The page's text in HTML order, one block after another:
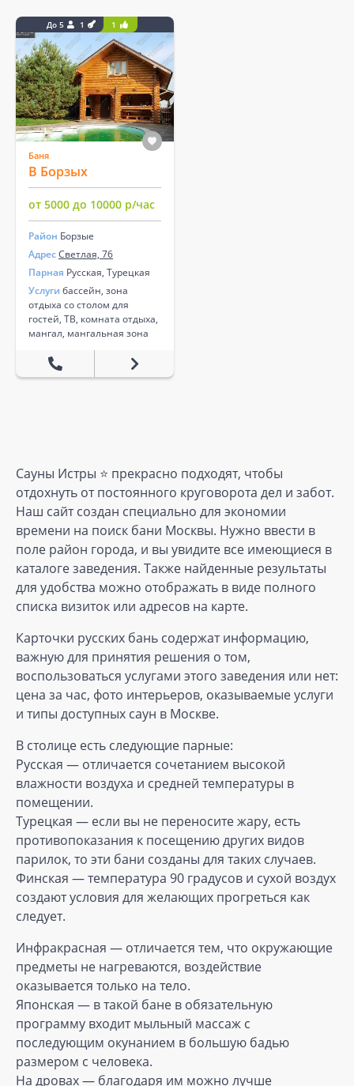
До 5 1 1
Баня
В Борзых
от 5000 до 10000 р/час
Район Борзые
АдресСветлая, 76
Парная Русская, Турецкая
Услуги бассейн, зона
отдыха со столом для
гостей, ТВ, комната отдыха,
мангал, мангальная зона
Сауны Истры ⭐️ прекрасно подходят, чтобы
отдохнуть от постоянного круговорота дел и забот.
Наш сайт создан специально для экономии
времени на поиск бани Москвы. Нужно ввести в
поле район города, и вы увидите все имеющиеся в
каталоге заведения. Также найденные результаты
для удобства можно отображать в виде полного
списка визиток или адресов на карте.
Карточки русских бань содержат информацию,
важную для принятия решения о том,
воспользоваться услугами этого заведения или нет:
цена за час, фото интерьеров, оказываемые услуги
и типы доступных саун в Москве.
В столице есть следующие парные:
Русская — отличается сочетанием высокой
влажности воздуха и средней температуры в
помещении.
Турецкая — если вы не переносите жару, есть
противопоказания к посещению других видов
парилок, то эти бани созданы для таких случаев.
Финская — температура 90 градусов и сухой воздух
создают условия для желающих прогреться как
следует.
Инфракрасная — отличается тем, что окружающие
предметы не нагреваются, воздействие
оказывается только на тело.
Японская — в такой бане в обязательную
программу входит мыльный массаж с
последующим окунанием в большую бадью
размером с человека.
На дровах — благодаря им можно лучше